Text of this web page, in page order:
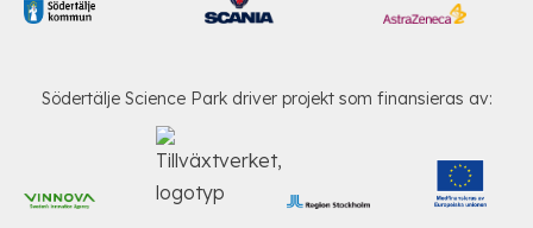
Södertälje Science Park driver projekt som finansieras av: